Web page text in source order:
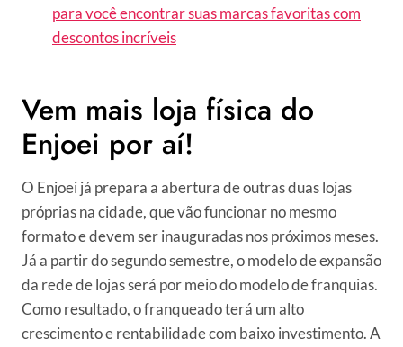
para você encontrar suas marcas favoritas com
descontos incríveis
Vem mais loja física do
Enjoei por aí!
O Enjoei já prepara a abertura de outras duas lojas
próprias na cidade, que vão funcionar no mesmo
formato e devem ser inauguradas nos próximos meses.
Já a partir do segundo semestre, o modelo de expansão
da rede de lojas será por meio do modelo de franquias.
Como resultado, o franqueado terá um alto
crescimento e rentabilidade com baixo investimento. A